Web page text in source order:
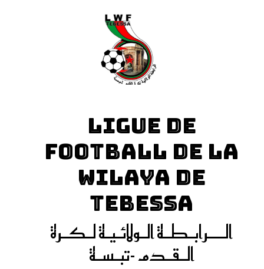
LIGUE DE
FOOTBALL DE LA
WILAYA DE
TEBESSA
الـــرابـطـة الـولائـيـة لـكـرة
الـقـدم -تبـسـة